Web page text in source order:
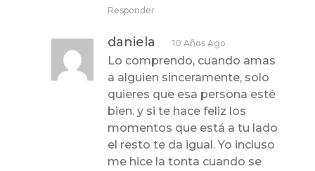
Responder
daniela 10 Años Ago
Lo comprendo, cuando amas
a alguien sinceramente, solo
quieres que esa persona esté
bien. y si te hace feliz los
momentos que está a tu lado
el resto te da igual. Yo incluso
me hice la tonta cuando se